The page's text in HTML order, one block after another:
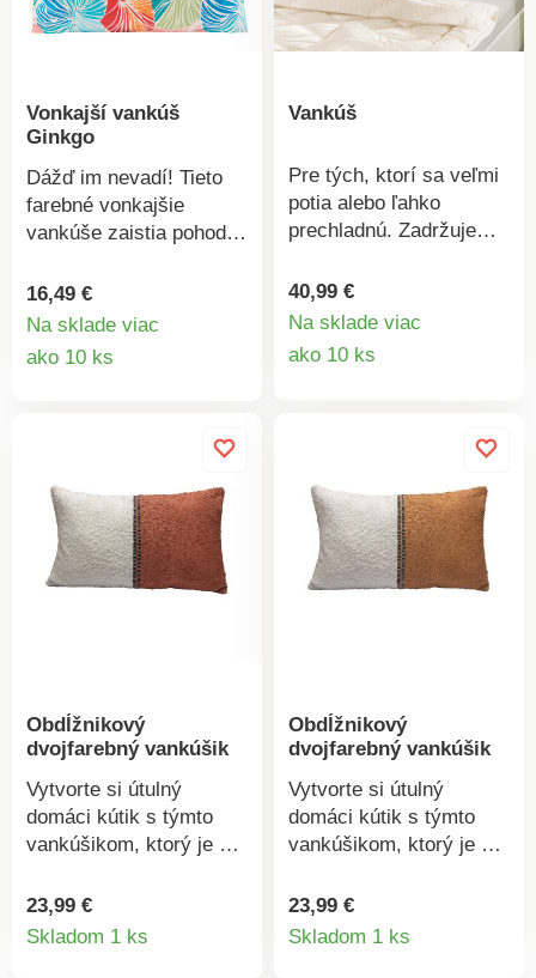
Vonkajší vankúš
Ginkgo
Dážď im nevadí! Tieto
farebné vonkajšie
vankúše zaistia pohodlie
prehánkam. Sú
vyrobené z pevných
odolné žiaru a vode,
16,49 €
Na sklade viac
ako 10 ks
Vankúš
Pre tých, ktorí sa veľmi
potia alebo ľahko
prechladnú. Zadržuje
vzduchu a intenzívne
hreje bez toho, aby
hromadeniu tepla.
bez toho, aby bolo vlhké
príjemnú teplotu počas
spánku. Čisto bavlnený
povlak podčiarkne
prirodzený komfort.
40,99 €
Na sklade viac
ako 10 ks
Obdĺžnikový
dvojfarebný vankúšik
Vytvorte si útulný
domáci kútik s týmto
vankúšikom, ktorý je k
dvojfarebných
prevedeniach z
23,99 €
Skladom 1 ks
Obdĺžnikový
dvojfarebný vankúšik
Vytvorte si útulný
domáci kútik s týmto
vankúšikom, ktorý je k
dvojfarebných
prevedeniach z
23,99 €
Skladom 1 ks